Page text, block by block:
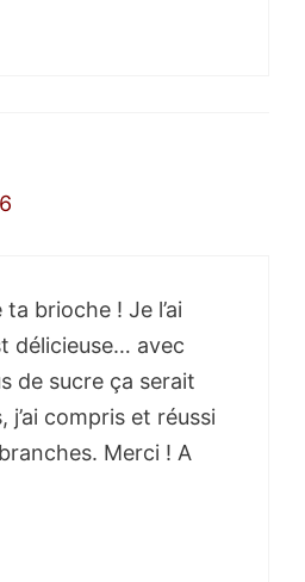
brioche ! Je l’ai
délicieuse… avec
de sucre ça serait
j’ai compris et réussi
Merci ! A